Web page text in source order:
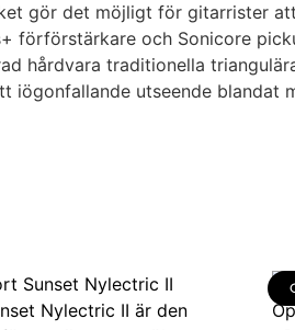
gör det möjligt för gitarrister
förförstärkare och Sonicore
hårdvara traditionella
iögonfallande utseende blandat